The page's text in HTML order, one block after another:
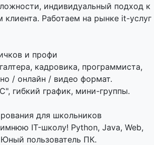
индивидуальный подход к
клиента. Работаем на рынке it-услуг
и профи
кадровика, программиста,
/ онлайн / видео формат.
гибкий график, мини-группы.
для школьников
IT-школу! Python, Java, Web,
пользователь ПК.